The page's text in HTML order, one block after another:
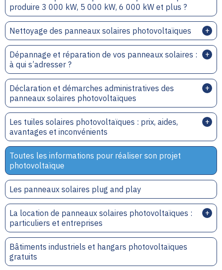
produire 3 000 kW, 5 000 kW, 6 000 kW et plus ?
Nettoyage des panneaux solaires photovoltaïques
Dépannage et réparation de vos panneaux solaires :
à qui s’adresser ?
Déclaration et démarches administratives des
panneaux solaires photovoltaïques
Les tuiles solaires photovoltaïques : prix, aides,
avantages et inconvénients
Toutes les informations pour réaliser son projet
photovoltaïque
Les panneaux solaires plug and play
La location de panneaux solaires photovoltaïques :
particuliers et entreprises
Bâtiments industriels et hangars photovoltaïques
gratuits